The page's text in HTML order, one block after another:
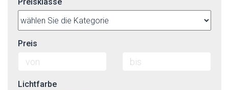
Preis
Lichtfarbe